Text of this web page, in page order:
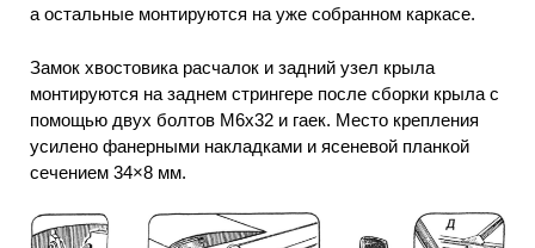
а остальные монтируются на уже собранном каркасе.
Замок хвостовика расчалок и задний узел крыла
монтируются на заднем стрингере после сборки крыла с
помощью двух болтов М6х32 и гаек. Место крепления
усилено фанерными накладками и ясеневой планкой
сечением 34×8 мм.